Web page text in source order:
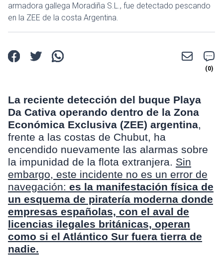
armadora gallega Moradiña S.L., fue detectado pescando
en la ZEE de la costa Argentina.
La reciente detección del buque Playa
Da Cativa operando dentro de la Zona
Económica Exclusiva (ZEE) argentina,
frente a las costas de Chubut, ha
encendido nuevamente las alarmas sobre
la impunidad de la flota extranjera. Sin
embargo, este incidente no es un error de
navegación: es la manifestación física de
un esquema de piratería moderna donde
empresas españolas, con el aval de
licencias ilegales británicas, operan
como si el Atlántico Sur fuera tierra de
nadie.